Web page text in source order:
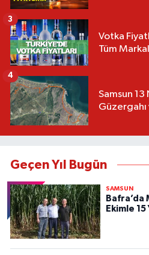
Votka
Tüm
3
Samsun 13
4
Geçen Yıl Bugün
SAMSUN
Bafra’da
Ekimle